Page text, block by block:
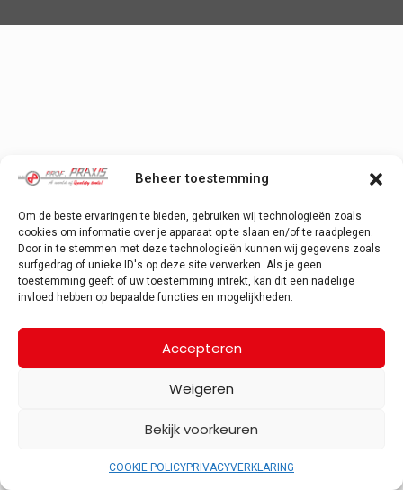
Beheer toestemming
Om de beste ervaringen te bieden, gebruiken wij technologieën zoals
cookies om informatie over je apparaat op te slaan en/of te raadplegen.
Door in te stemmen met deze technologieën kunnen wij gegevens zoals
surfgedrag of unieke ID's op deze site verwerken. Als je geen
toestemming geeft of uw toestemming intrekt, kan dit een nadelige
invloed hebben op bepaalde functies en mogelijkheden.
Accepteren
Weigeren
Bekijk voorkeuren
COOKIE POLICYPRIVACYVERKLARING